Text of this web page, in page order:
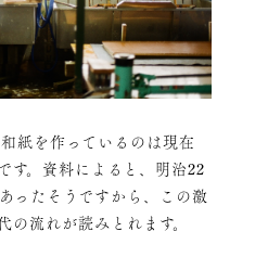
紙を作っているのは現在
す。資料によると、明治22
ったそうですから、この激
の流れが読みとれます。